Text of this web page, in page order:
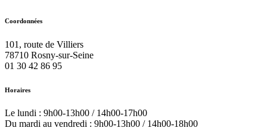
Coordonnées
101, route de Villiers
78710 Rosny-sur-Seine
01 30 42 86 95
Horaires
Le lundi : 9h00-13h00 / 14h00-17h00
Du mardi au vendredi : 9h00-13h00 / 14h00-18h00